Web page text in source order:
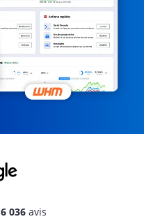
6 036 avis